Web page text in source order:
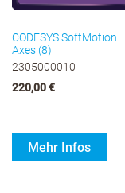
CODESYS SoftMotion
Axes (8)
2305000010
220,00 €
Mehr Infos